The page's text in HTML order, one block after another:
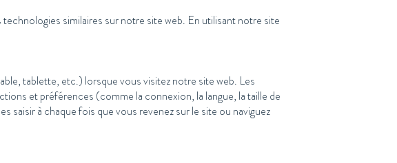
similaires sur notre site web. En utilisant notre site
tablette, etc.) lorsque vous visitez notre site web. Les
et préférences (comme la connexion, la langue, la taille de
saisir à chaque fois que vous revenez sur le site ou naviguez